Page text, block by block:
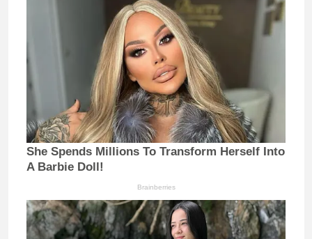
She Spends Millions To Transform Herself Into
A Barbie Doll!
Brainberries